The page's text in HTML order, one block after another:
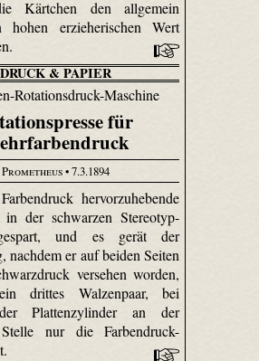
Kärtchen den allgemein
hohen erzieherischen Wert
DRUCK & PAPIER
für
Prometheus• 7.3.1894
hervorzuhebende
der schwarzen Stereo­typ­
und es gerät der
nachdem er auf beiden Seiten
versehen worden,
drittes Walzenpaar, bei
Plattenzylinder an der
Stelle nur die Farben­druck-